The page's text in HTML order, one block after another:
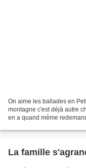
On aime les ballades en
montagne c'est déjà autre
en a quand même
La famille